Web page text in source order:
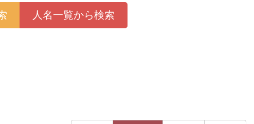
人名一覧から検索